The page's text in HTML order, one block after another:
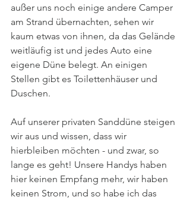
außer uns noch einige andere Camper
am Strand übernachten, sehen wir
kaum etwas von ihnen, da das Gelände
weitläufig ist und jedes Auto eine
eigene Düne belegt. An einigen
Stellen gibt es Toilettenhäuser und
Duschen.
Auf unserer privaten Sanddüne steigen
wir aus und wissen, dass wir
hierbleiben möchten - und zwar, so
lange es geht! Unsere Handys haben
hier keinen Empfang mehr, wir haben
keinen Strom, und so habe ich das